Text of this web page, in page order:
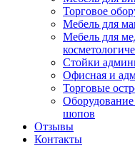
Торговое
Мебель для
Мебель для
Стойки
Офисная и
Торговые
шопов
Отзывы
Контакты